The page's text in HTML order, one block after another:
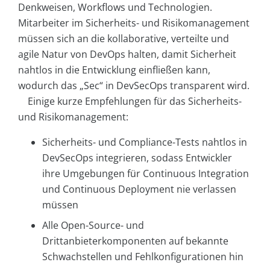
Denkweisen, Workflows und Technologien.
Mitarbeiter im Sicherheits- und Risikomanagement
müssen sich an die kollaborative, verteilte und
agile Natur von DevOps halten, damit Sicherheit
nahtlos in die Entwicklung einfließen kann,
wodurch das „Sec“ in DevSecOps transparent wird.
Einige kurze Empfehlungen für das Sicherheits-
und Risikomanagement:
Sicherheits- und Compliance-Tests nahtlos in
DevSecOps integrieren, sodass Entwickler
ihre Umgebungen für Continuous Integration
und Continuous Deployment nie verlassen
müssen
Alle Open-Source- und
Drittanbieterkomponenten auf bekannte
Schwachstellen und Fehlkonfigurationen hin